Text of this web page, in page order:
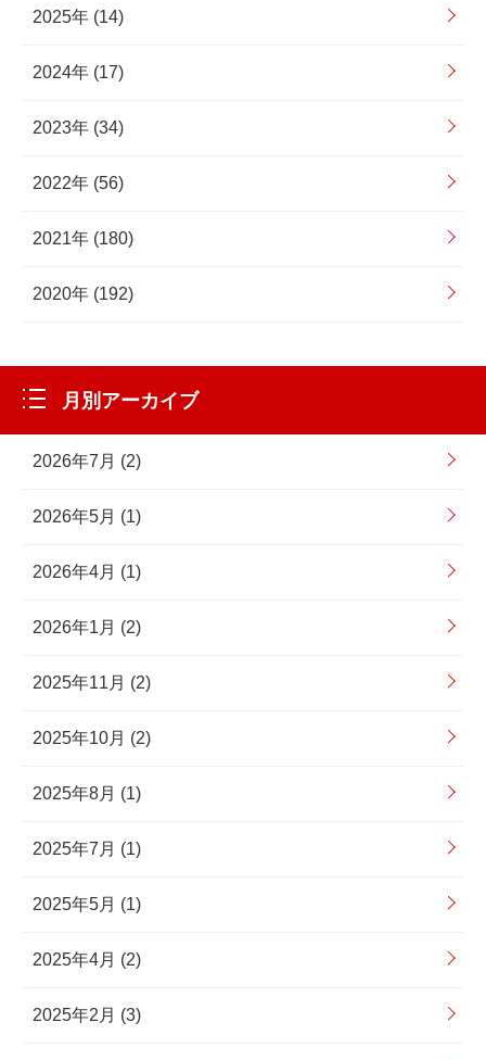
2025年 (14)
2024年 (17)
2023年 (34)
2022年 (56)
2021年 (180)
2020年 (192)
月別アーカイブ
2026年7月 (2)
2026年5月 (1)
2026年4月 (1)
2026年1月 (2)
2025年11月 (2)
2025年10月 (2)
2025年8月 (1)
2025年7月 (1)
2025年5月 (1)
2025年4月 (2)
2025年2月 (3)